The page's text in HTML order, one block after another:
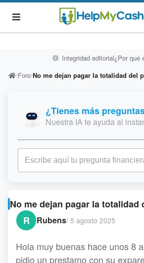
Integridad editorial¿Por qué
Foro No me dejan pagar la totalidad del
¿Tienes más
Nuestra IA te ayuda al
No me dejan pagar la totalidad
R
Rubens/ 5 agosto 2025
Hola muy buenas hace unos 8
pidio un prestamo con su